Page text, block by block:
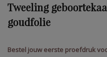
Tweeling
goudfolie
Bestel jouw eerste proefdruk